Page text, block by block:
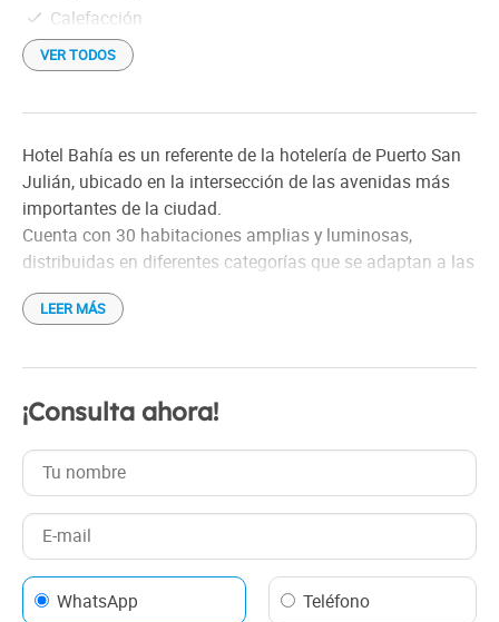
Calefacción
Desayuno buffet
Ducha
Estacionamiento gratis
Información turística
Recepción las 24 Hs.
Ropa blanca
Ropa de cama
Secador de cabello
Servicio de limpieza
Wi-Fi gratis
VER TODOS
Hotel Bahía es un referente de la hotelería de Puerto San
Julián, ubicado en la intersección de las avenidas más
importantes de la ciudad.
Cuenta con 30 habitaciones amplias y luminosas,
distribuidas en diferentes categorías que se adaptan a las
necesidades de cada huésped, sea su viaje de negocios o
por placer.
LEER MÁS
¡Consulta ahora!
WhatsApp Teléfono